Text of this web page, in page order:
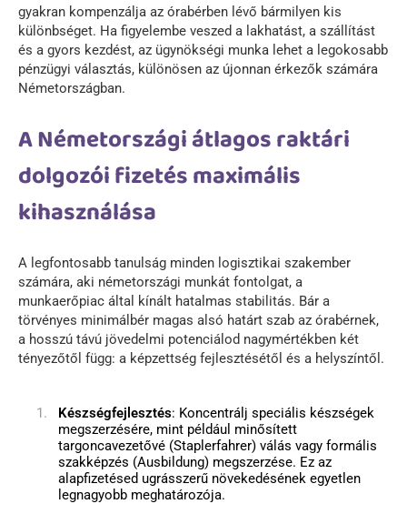
gyakran kompenzálja az órabérben lévő bármilyen kis
különbséget. Ha figyelembe veszed a lakhatást, a szállítást
és a gyors kezdést, az ügynökségi munka lehet a legokosabb
pénzügyi választás, különösen az újonnan érkezők számára
Németországban.
A Németországi átlagos raktári
dolgozói fizetés maximális
kihasználása
A legfontosabb tanulság minden logisztikai szakember
számára, aki németországi munkát fontolgat, a
munkaerőpiac által kínált hatalmas stabilitás. Bár a
törvényes minimálbér magas alsó határt szab az órabérnek,
a hosszú távú jövedelmi potenciálod nagymértékben két
tényezőtől függ: a képzettség fejlesztésétől és a helyszíntől.
Készségfejlesztés: Koncentrálj speciális készségek
megszerzésére, mint például minősített
targoncavezetővé (Staplerfahrer) válás vagy formális
szakképzés (Ausbildung) megszerzése. Ez az
alapfizetésed ugrásszerű növekedésének egyetlen
legnagyobb meghatározója.